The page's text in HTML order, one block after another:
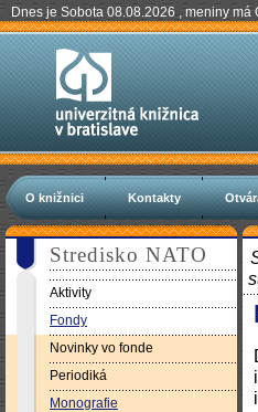
Dnes je Sobota 08.08.2026 , meniny má
O knižnici Kontakty
Stredisko NATO
Aktivity
Fondy
Novinky vo fonde
Periodiká
Monografie